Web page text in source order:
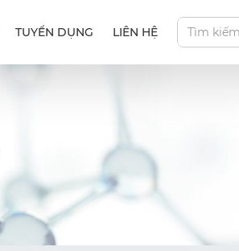
TUYỂN DỤNG LIÊN HỆ